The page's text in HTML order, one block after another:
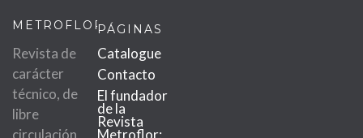
METROFLOR
Revista de
carácter
técnico, de
libre
circulación
PÁGINAS
Catalogue
Contacto
El fundador
de la
Revista
Metroflor: